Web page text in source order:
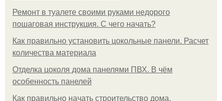
Ремонт в туалете своими руками недорого
пошаговая инструкция. С чего начать?
Как правильно установить цокольные панели. Расчет
количества материала
Отделка цоколя дома панелями ПВХ. В чём
особенность панелей
Как правильно начать строительство дома.